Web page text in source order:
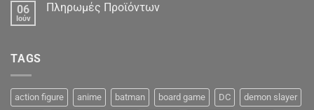
06
Ιούν
Πληρωμές Προϊόντων
TAGS
action figure anime batman board game DC demon slayer